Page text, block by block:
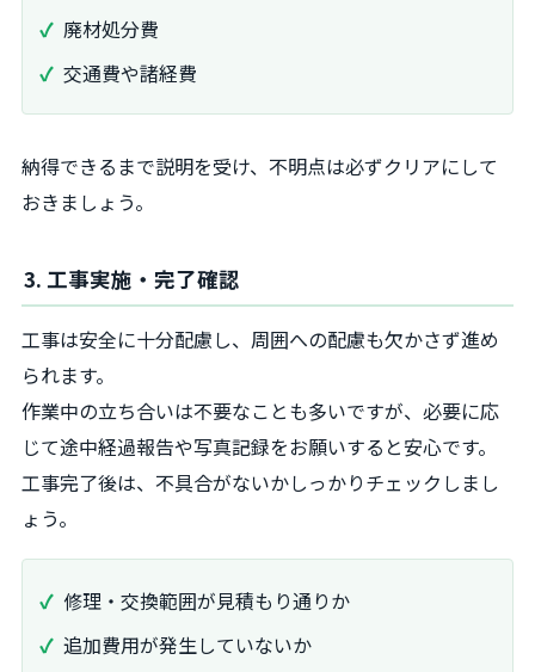
廃材処分費
交通費や諸経費
納得できるまで説明を受け、不明点は必ずクリアにして
おきましょう。
3. 工事実施・完了確認
工事は安全に十分配慮し、周囲への配慮も欠かさず進め
られます。
作業中の立ち合いは不要なことも多いですが、必要に応
じて途中経過報告や写真記録をお願いすると安心です。
工事完了後は、不具合がないかしっかりチェックしまし
ょう。
修理・交換範囲が見積もり通りか
追加費用が発生していないか